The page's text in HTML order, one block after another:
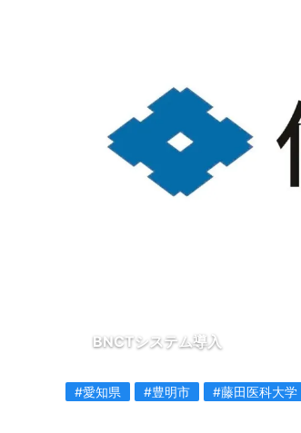
BNCTシステム導入
#愛知県 #豊明市 #藤田医科大学